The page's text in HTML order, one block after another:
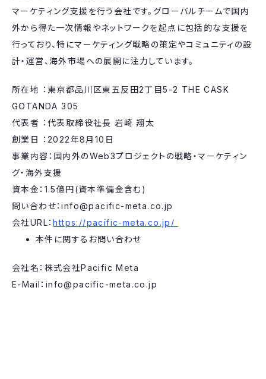
マーケティング支援を行う会社です。グローバルチームで国内
外から得た一次情報やネットワークを起点に包括的な支援を
行っており、特にマーケティング戦略の策定やコミュニティの設
計・運営、海外市場への展開に注力しています。
所在地 ：東京都品川区東五反田2丁目5-2 THE CASK
GOTANDA 305
代表者 ：代表取締役社長 岩崎 翔太
創業日 ：2022年8月10日
事業内容：国内外のWeb3プロジェクトの戦略・マーケティン
グ・海外支援
資本金：1.5億円(資本準備金含む)
問い合わせ：info@pacific-meta.co.jp
会社URL： https://pacific-meta.co.jp/
本件に関するお問い合わせ
会社名：株式会社Pacific Meta
E-Mail：info@pacific-meta.co.jp